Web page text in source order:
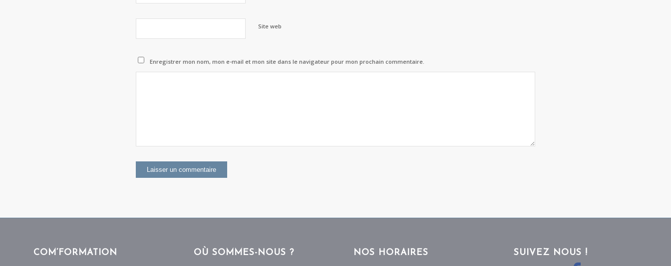
Site web
Enregistrer mon nom, mon e-mail et mon site dans le navigateur pour mon prochain commentaire.
COM’FORMATION OÙ SOMMES-NOUS ? NOS HORAIRES SUIVEZ NOUS !